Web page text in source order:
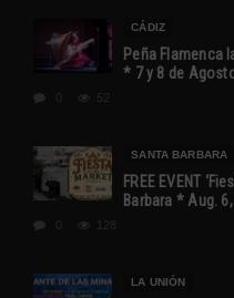
CÁDIZ
Peña Flamenca
* 7 y 8 de
52
SANTA BARBARA
FREE EVENT
Barbara * Aug.
128
LA UNIÓN